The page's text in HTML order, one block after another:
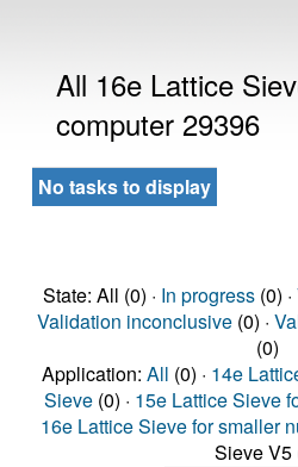
All 16e Lattice
computer 29396
No tasks to display
State: All (0) · In progress(0) ·
Validation inconclusive(0) ·
(0)
Application: All (0) · 14e
Sieve (0) · 15e Lattice Sieve
16e Lattice Sieve for smaller
Sieve V5